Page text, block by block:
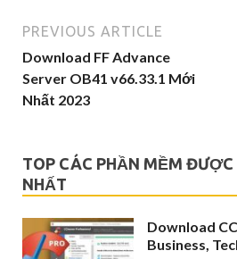
PREVIOUS ARTICLE
Download FF Advance
Server OB41 v66.33.1 Mới
Nhất 2023
TOP CÁC PHẦN MỀM
NHẤT
Download
Business,